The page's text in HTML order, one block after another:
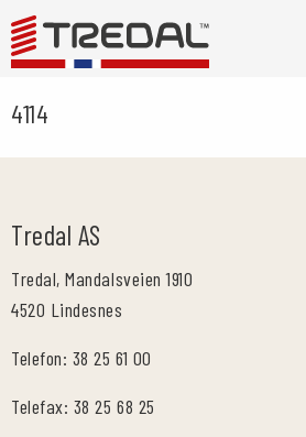
4114
Tredal AS
Tredal, Mandalsveien 1910
4520 Lindesnes
Telefon: 38 25 61 00
Telefax: 38 25 68 25